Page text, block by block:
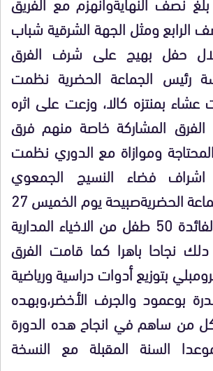
الرابع ومثل الجهة الشرقية شباب
حفل بهيج على شرف الفرق
رئيس الجماعة الحضرية نظمت
بمنتزه كالا، وزعت على اثره
المشاركة خاصة منهم فرق
المحتاجة وموازاة مع الدوري نظمت
فضاء النسيج الجمعوي
وبتنسيق مع الجماعة الحضريةصبيحة يوم الخميس 27
ماي حفل ختان لفائدة 50 طفل من الاخياء المدارية
نجاحا باهرا كما قامت الفرق
بتوزيع أدوات دراسية ورياضية
بوعمود والجرف الأخضر،وبهده
من ساهم في انجاح هده الدورة
السنة المقبلة مع النسخة